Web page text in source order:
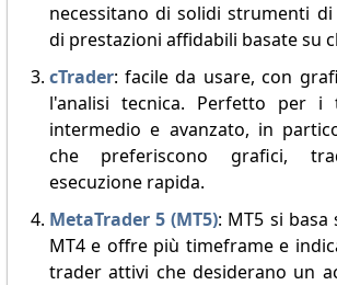
necessitano di solidi strumenti
di prestazioni affidabili basate su
cTrader: facile da usare, con
l'analisi tecnica. Perfetto per i
intermedio e avanzato, in
che preferiscono grafici,
esecuzione rapida.
MetaTrader 5 (MT5): MT5 si
MT4 e offre più timeframe e
trader attivi che desiderano un